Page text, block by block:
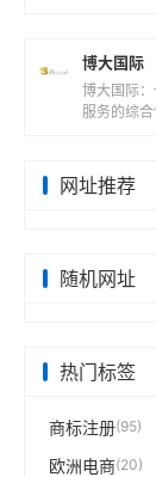
领域，世野
专业化服务
博大国际
博大国际
服务的综
境扩张与个
置需求激增...
网址推荐
随机网址
热门标签
商标注册(95)
欧洲电商(20)